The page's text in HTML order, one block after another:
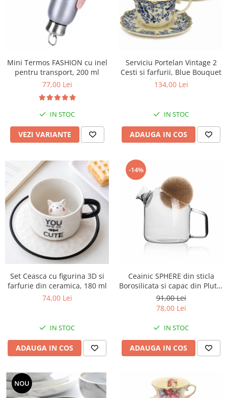
Mini Termos FASHION cu inel
pentru transport, 200 ml
77,00 Lei
IN STOC
VEZI VARIANTE
Serviciu Portelan Vintage 2
Cesti si farfurii, Blue Bouquet
134,00 Lei
IN STOC
ADAUGA IN COS
Set Ceasca cu figurina 3D si
farfurie din ceramica, 180 ml
74,00 Lei
IN STOC
ADAUGA IN COS
-14%
Ceainic SPHERE din sticla
Borosilicata si capac din Pluta,
500 ml
91,00 Lei
78,00 Lei
IN STOC
ADAUGA IN COS
NOU